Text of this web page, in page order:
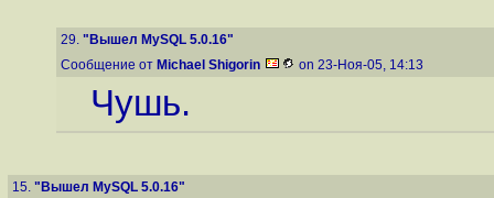
29. "Вышел MySQL 5.0.16"
Сообщение от Michael Shigorin on 23-Ноя-05, 14:13
Чушь.
15. "Вышел MySQL 5.0.16"